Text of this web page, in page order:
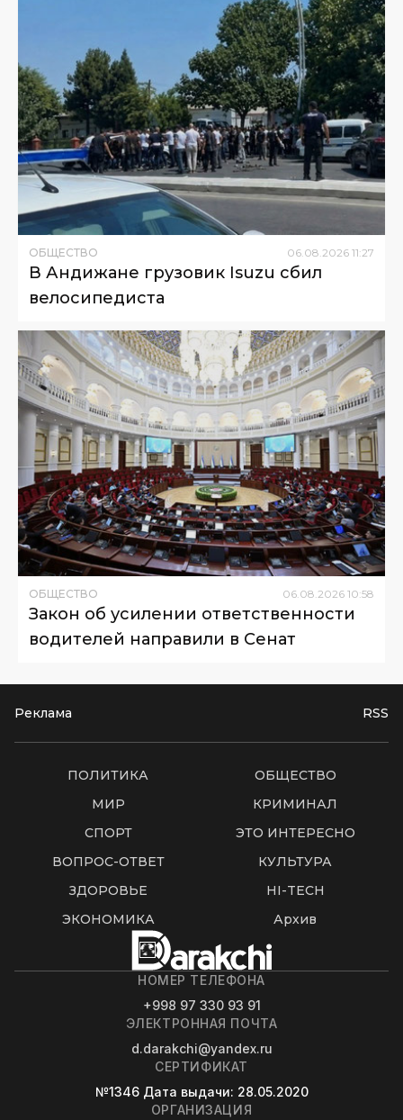
ОБЩЕСТВО 06.08.2026 11:27
В Андижане грузовик Isuzu сбил
велосипедиста
ОБЩЕСТВО 06 08 2026 10:58
Закон об усилении ответственности
водителей направили в Сенат
Реклама RSS
ПОЛИТИКА
ОБЩЕСТВО
МИР
КРИМИНАЛ
СПОРТ
ЭТО ИНТЕРЕСНО
ВОПРОС-ОТВЕТ
КУЛЬТУРА
ЗДОРОВЬЕ
HI-TECH
ЭКОНОМИКА
Архив
НОМЕР ТЕЛЕФОНА
+998 97 330 93 91
ЭЛЕКТРОННАЯ ПОЧТА
d.darakchi@yandex.ru
СЕРТИФИКАТ
№1346 Дата выдачи: 28.05.2020
ОРГАНИЗАЦИЯ